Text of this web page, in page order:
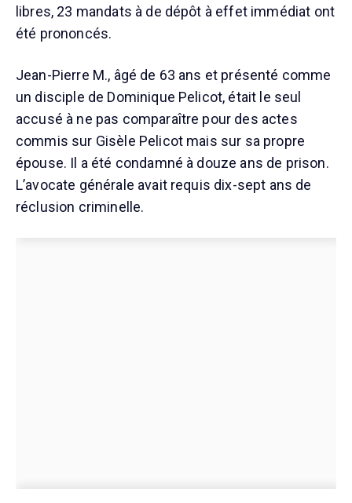
libres, 23 mandats à de dépôt à effet immédiat ont
été prononcés.
Jean-Pierre M., âgé de 63 ans et présenté comme
un disciple de Dominique Pelicot, était le seul
accusé à ne pas comparaître pour des actes
commis sur Gisèle Pelicot mais sur sa propre
épouse. Il a été condamné à douze ans de prison.
L’avocate générale avait requis dix-sept ans de
réclusion criminelle.